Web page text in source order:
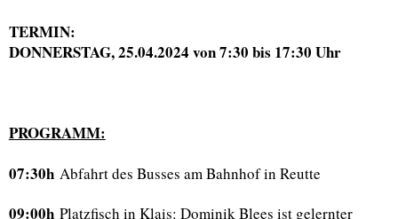
TERMIN:
DONNERSTAG, 25.04.2024 von 7:30 bis 17:30 Uhr
PROGRAMM:
07:30hAbfahrt des Busses am Bahnhof in Reutte
09:00hPlatzfisch in Klais: Dominik Blees ist gelernter